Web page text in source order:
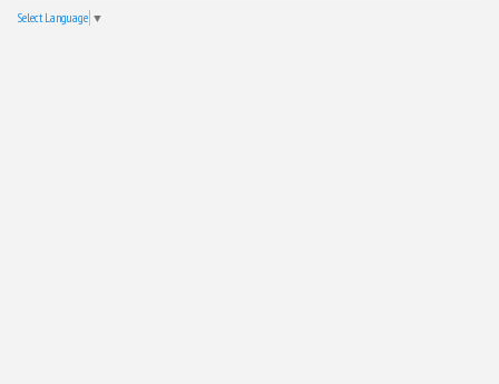
Select Language ▼